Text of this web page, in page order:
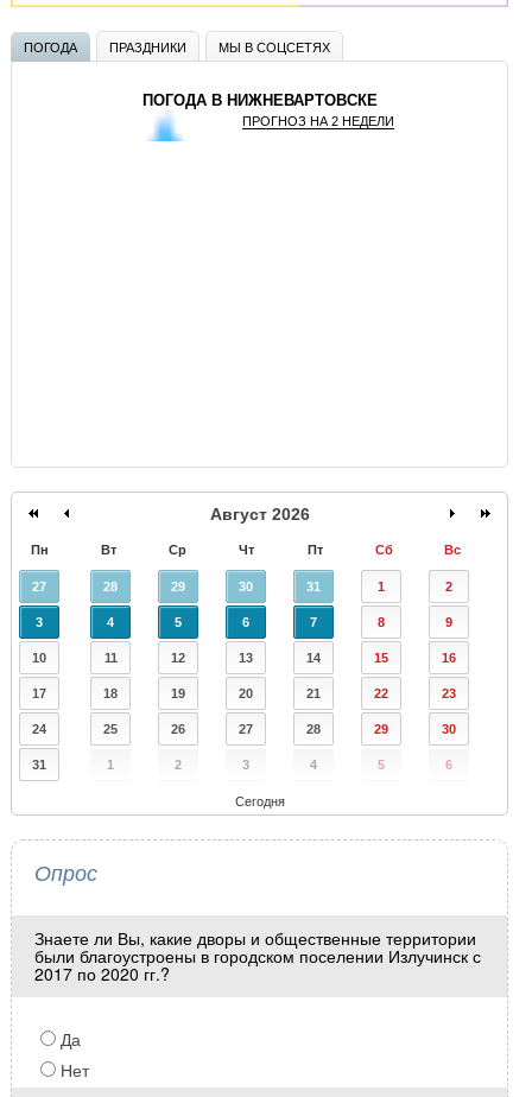
ПОГОДА ПРАЗДНИКИ МЫ В СОЦСЕТЯХ
ПОГОДА В НИЖНЕВАРТОВСКЕ
ПРОГНОЗ НА 2 НЕДЕЛИ
Август 2026
Пн Вт Ср Чт Пт Сб Вс
27 28 29 30 31 1 2
3 4 5 6 7 8 9
10 11 12 13 14 15 16
17 18 19 20 21 22 23
24 25 26 27 28 29 30
31 1 2 3 4 5 6
Сегодня
Опрос
Знаете ли Вы, какие дворы и общественные территории
были благоустроены в городском поселении Излучинск с
2017 по 2020 гг.?
Да
Нет